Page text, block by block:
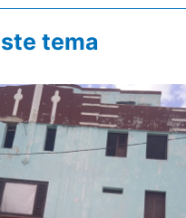
tema